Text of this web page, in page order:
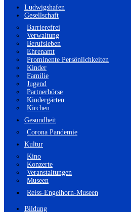
Ludwigshafen
Gesellschaft
Barrierefrei
Verwaltung
Berufsleben
Ehrenamt
Prominente Persönlichkeiten
Kinder
Familie
Jugend
Partnerbörse
Kindergärten
Kirchen
Gesundheit
Corona Pandemie
Kultur
Kino
Konzerte
Veranstaltungen
Museen
Reiss-Engelhorn-Museen
Bildung